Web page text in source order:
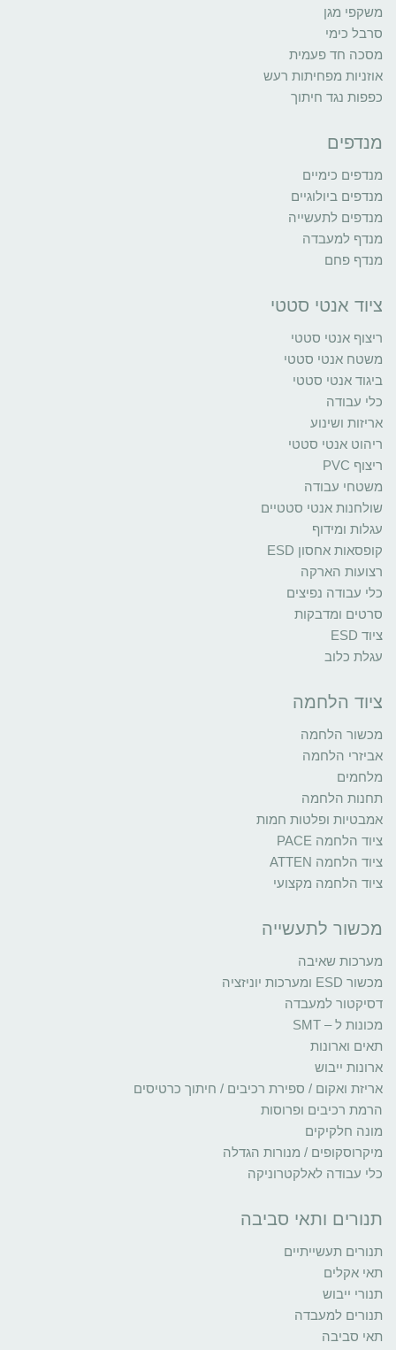
משקפי מגן
סרבל כימי
מסכה חד פעמית
אוזניות מפחיתות רעש
כפפות נגד חיתוך
מנדפים
מנדפים כימיים
מנדפים ביולוגיים
מנדפים לתעשייה
מנדף למעבדה
מנדף פחם
ציוד אנטי סטטי
ריצוף אנטי סטטי
משטח אנטי סטטי
ביגוד אנטי סטטי
כלי עבודה
אריזות ושינוע
ריהוט אנטי סטטי
ריצוף PVC
משטחי עבודה
שולחנות אנטי סטטיים
עגלות ומידוף
קופסאות אחסון ESD
רצועות הארקה
כלי עבודה נפיצים
סרטים ומדבקות
ציוד ESD
עגלת כלוב
ציוד הלחמה
מכשור הלחמה
אביזרי הלחמה
מלחמים
תחנות הלחמה
אמבטיות ופלטות חמות
ציוד הלחמה PACE
ציוד הלחמה ATTEN
ציוד הלחמה מקצועי
מכשור לתעשייה
מערכות שאיבה
מכשור ESD ומערכות יוניזציה
דסיקטור למעבדה
מכונות ל – SMT
תאים וארונות
ארונות ייבוש
אריזת ואקום / ספירת רכיבים / חיתוך כרטיסים
הרמת רכיבים ופרוסות
מונה חלקיקים
מיקרוסקופים / מנורות הגדלה
כלי עבודה לאלקטרוניקה
תנורים ותאי סביבה
תנורים תעשייתיים
תאי אקלים
תנורי ייבוש
תנורים למעבדה
תאי סביבה